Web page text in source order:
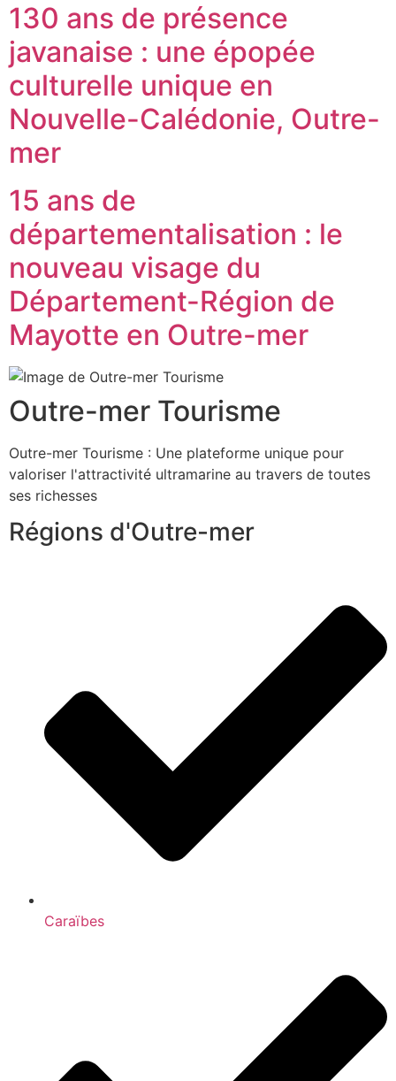
130 ans de présence
javanaise : une épopée
culturelle unique en
Nouvelle-Calédonie, Outre-
mer
15 ans de
départementalisation : le
nouveau visage du
Département-Région de
Mayotte en Outre-mer
Outre-mer Tourisme
Outre-mer Tourisme : Une plateforme unique pour
valoriser l'attractivité ultramarine au travers de toutes
ses richesses
Régions d'Outre-mer
Caraïbes